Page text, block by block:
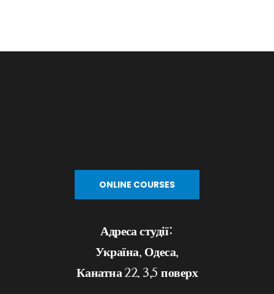
іншою групою, паралельно з вашим
Ви можете продовжити ходити на курс з урахуванням
того, що пропуск буде
У разі форс-мажору з вашого боку - кожен випадок
розглядається індивідуально.
ONLINE COURSES
Адреса студії:
Україна, Одеса,
Канатна 22. 3,5 поверх